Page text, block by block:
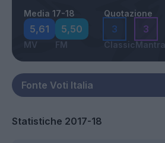
Media 17-18
5,61
MV
5,50
FM
Quotazione
3
Classic
3
Mantra
Statistiche 2017-18